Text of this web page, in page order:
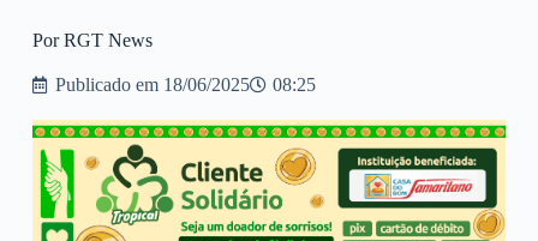
Por RGT News
Publicado em 18/06/2025 08:25